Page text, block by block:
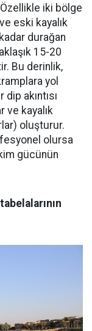
iki bölge
eski kayalık
durağan
15-20
Bu derinlik,
yol
akıntısı
ve kayalık
oluşturur.
olursa
gücünün